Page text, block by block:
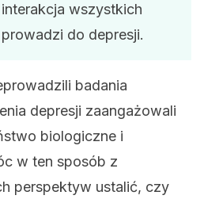
wszystkich
do depresji.
badania
depresji zaangażowali
biologiczne i
w ten sposób z
perspektyw ustalić, czy